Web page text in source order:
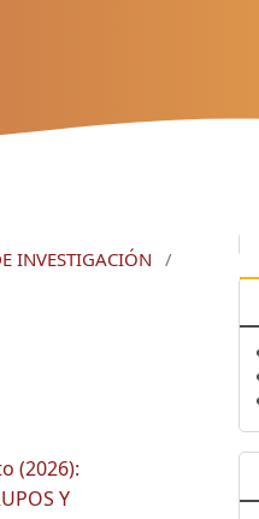
INVESTIGACIÓN
/
(2026):
Y